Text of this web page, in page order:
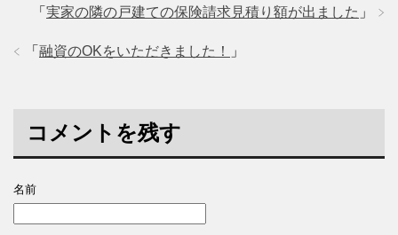
「 実家の隣の戸建ての保険請求見積り額が出ました 」
「 融資のOKをいただきました！ 」
コメントを残す
名前